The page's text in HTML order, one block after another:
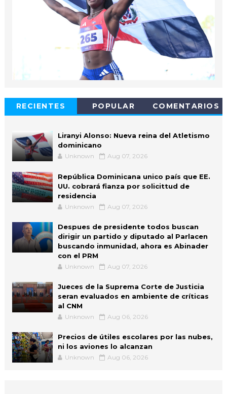
RECIENTES POPULAR COMENTARIOS
Liranyi Alonso: Nueva reina del Atletismo
dominicano
Unknown Aug 07, 2026
República Dominicana unico país que EE.
UU. cobrará fianza por solicittud de
residencia
Unknown Aug 07, 2026
Despues de presidente todos buscan
dirigir un partido y diputado al Parlacen
buscando inmunidad, ahora es Abinader
con el PRM
Unknown Aug 07, 2026
Jueces de la Suprema Corte de Justicia
seran evaluados en ambiente de críticas
al CNM
Unknown Aug 06, 2026
Precios de útiles escolares por las nubes,
ni los aviones lo alcanzan
Unknown Aug 06, 2026